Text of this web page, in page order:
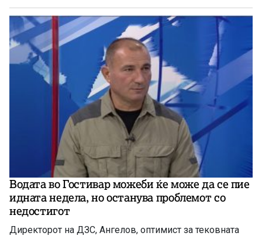
Водата во Гостивар можеби ќе може да се пие
идната недела, но останува проблемот со
недостигот
Директорот на ДЗС, Ангелов, оптимист за тековната